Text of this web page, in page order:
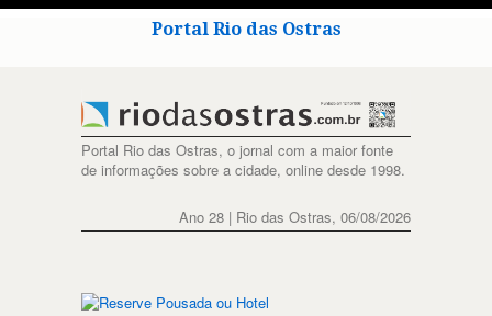
Portal Rio das Ostras
Portal Rio das Ostras, o jornal com a maior fonte
de informações sobre a cidade, online desde 1998.
Ano 28 | Rio das Ostras, 06/08/2026